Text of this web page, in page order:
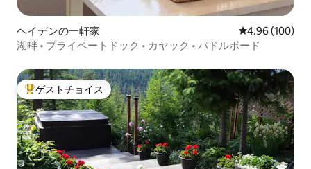
ヘイデンの一軒家 レビュー100
4.96 (100)
湖畔 • プライベートドック • カヤック • パドルボード
大好評のゲストチョイスです。
ゲストチョイス